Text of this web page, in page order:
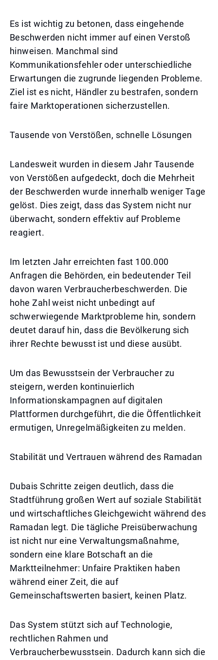
Es ist wichtig zu betonen, dass eingehende
Beschwerden nicht immer auf einen Verstoß
hinweisen. Manchmal sind
Kommunikationsfehler oder unterschiedliche
Erwartungen die zugrunde liegenden Probleme.
Ziel ist es nicht, Händler zu bestrafen, sondern
faire Marktoperationen sicherzustellen.
Tausende von Verstößen, schnelle Lösungen
Landesweit wurden in diesem Jahr Tausende
von Verstößen aufgedeckt, doch die Mehrheit
der Beschwerden wurde innerhalb weniger Tage
gelöst. Dies zeigt, dass das System nicht nur
überwacht, sondern effektiv auf Probleme
reagiert.
Im letzten Jahr erreichten fast 100.000
Anfragen die Behörden, ein bedeutender Teil
davon waren Verbraucherbeschwerden. Die
hohe Zahl weist nicht unbedingt auf
schwerwiegende Marktprobleme hin, sondern
deutet darauf hin, dass die Bevölkerung sich
ihrer Rechte bewusst ist und diese ausübt.
Um das Bewusstsein der Verbraucher zu
steigern, werden kontinuierlich
Informationskampagnen auf digitalen
Plattformen durchgeführt, die die Öffentlichkeit
ermutigen, Unregelmäßigkeiten zu melden.
Stabilität und Vertrauen während des Ramadan
Dubais Schritte zeigen deutlich, dass die
Stadtführung großen Wert auf soziale Stabilität
und wirtschaftliches Gleichgewicht während des
Ramadan legt. Die tägliche Preisüberwachung
ist nicht nur eine Verwaltungsmaßnahme,
sondern eine klare Botschaft an die
Marktteilnehmer: Unfaire Praktiken haben
während einer Zeit, die auf
Gemeinschaftswerten basiert, keinen Platz.
Das System stützt sich auf Technologie,
rechtlichen Rahmen und
Verbraucherbewusstsein. Dadurch kann sich die